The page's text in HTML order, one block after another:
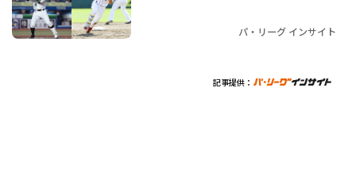
パ・リーグ インサイト
記事提供：